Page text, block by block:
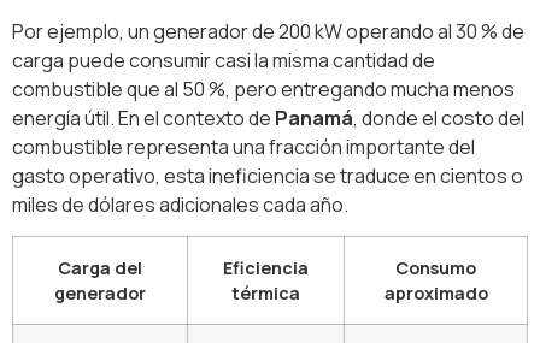
Por ejemplo, un generador de 200 kW operando al 30 % de
carga puede consumir casi la misma cantidad de
combustible que al 50 %, pero entregando mucha menos
energía útil. En el contexto de Panamá, donde el costo del
combustible representa una fracción importante del
gasto operativo, esta ineficiencia se traduce en cientos o
miles de dólares adicionales cada año.
Carga del
generador
Eficiencia
térmica
Consumo
aproximado